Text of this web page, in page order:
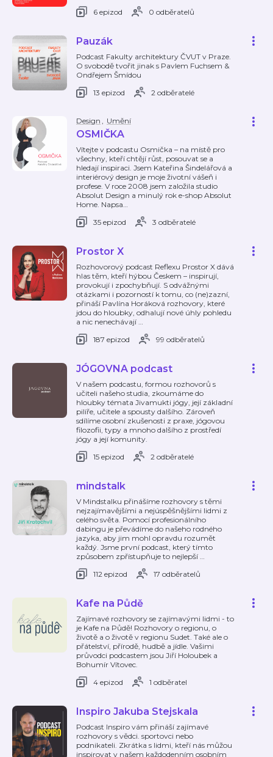
6 epizod
0 odběratelů
Pauzák
Podcast Fakulty architektury ČVUT v Praze.
O svobodě tvořit jinak s Pavlem Fuchsem &
Ondřejem Šmídou
13 epizod
2 odběratelé
Design , Umění
OSMIČKA
Vítejte v podcastu Osmička – na místě pro
všechny, kteří chtějí růst, posouvat se a
hledají inspiraci. Jsem Kateřina Šindelářová a
interiérový design je moje životní vášeň i
profese. V roce 2008 jsem založila studio
Absolut Design a minulý rok e-shop Absolut
Home. Napsa…
35 epizod
3 odběratelé
Prostor X
Rozhovorový podcast Reflexu Prostor X dává
hlas těm, kteří hýbou Českem – inspirují,
provokují i zpochybňují. S odvážnými
otázkami i pozorností k tomu, co (ne)zazní,
přináší Pavlína Horáková rozhovory, které
jdou do hloubky, odhalují nové úhly pohledu
a nic nenechávají …
187 epizod
99 odběratelů
JÓGOVNA podcast
V našem podcastu, formou rozhovorů s
učiteli našeho studia, zkoumáme do
hloubky témata Jivamukti jógy, její základní
pilíře, učitele a spousty dalšího. Zároveň
sdílíme osobní zkušenosti z praxe, jógovou
filozofii, typy a mnoho dalšího z prostředí
jógy a její komunity.
15 epizod
2 odběratelé
mindstalk
V Mindstalku přinášíme rozhovory s těmi
nejzajímavějšími a nejúspěšnějšími lidmi z
celého světa. Pomocí profesionálního
dabingu je převádíme do našeho rodného
jazyka, aby jim mohl opravdu rozumět
každý. Jsme první podcast, který tímto
způsobem zpřístupňuje to nejlepší …
112 epizod
17 odběratelů
Kafe na Půdě
Zajímavé rozhovory se zajímavými lidmi - to
je Kafe na Půdě! Rozhovory o regionu, o
životě a o životě v regionu Sudet. Také ale o
přátelství, přírodě, hudbě a jídle. Vašimi
průvodci podcastem jsou Jiří Holoubek a
Bohumír Vítovec.
4 epizod
1 odběratel
Inspiro Jakuba Stejskala
Podcast Inspiro vám přináší zajímavé
rozhovory s vědci. sportovci nebo
podnikateli. Zkrátka s lidmi, kteří nás můžou
inspirovat v našem každodenním osobním